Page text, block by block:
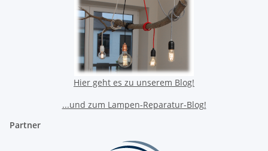
Hier geht es zu unserem Blog!
...und zum Lampen-Reparatur-Blog!
Partner